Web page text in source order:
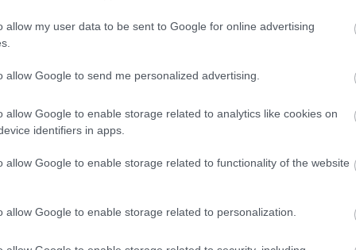
allow my user data to be sent to Google for online advertising
allow Google to send me personalized advertising.
allow Google to enable storage related to analytics like cookies on
identifiers in apps.
allow Google to enable storage related to functionality of the website
allow Google to enable storage related to personalization.
σύμφωνα με την ΕΡΤ, ο φαρμακοποιός
στην απολογία του ότι οι πράξεις του ήταν
ισχυρίστηκε – για ό,τι παρασκεύαζε στο
συνταγές που του είχαν χορηγηθεί από
απολογίες αναμένεται να είναι πολύωρες,
αντιμετωπίζουν ιδιαίτερα βαριές
κατοχή, παραγωγή και διακίνηση